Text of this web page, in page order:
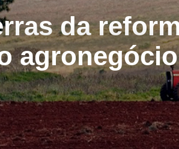
da
agronegócio